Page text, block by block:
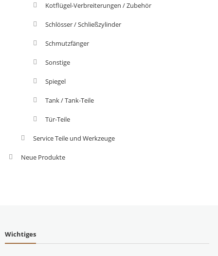
Kotflügel-Verbreiterungen / Zubehör
Schlösser / Schließzylinder
Schmutzfänger
Sonstige
Spiegel
Tank / Tank-Teile
Tür-Teile
Service Teile und Werkzeuge
Neue Produkte
Wichtiges